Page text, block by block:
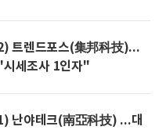
트렌드포스(集邦科技)...
세조사 1인자"
난야테크(南亞科技) ...대